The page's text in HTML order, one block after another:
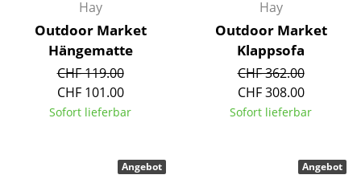
Kinderstühle
Schaukelstühle
Bürodrehstühle
Konferenzstühle
Hay
Outdoor Market
Hängematte
CHF 119.00
CHF 101.00
Sofort lieferbar
Hay
Outdoor Market
Klappsofa
CHF 362.00
CHF 308.00
Sofort lieferbar
Angebot Angebot